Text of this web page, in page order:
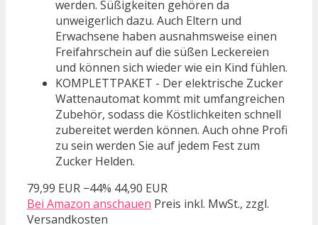
werden. Süßigkeiten gehören da
unweigerlich dazu. Auch Eltern und
Erwachsene haben ausnahmsweise einen
Freifahrschein auf die süßen Leckereien
und können sich wieder wie ein Kind fühlen.
KOMPLETTPAKET - Der elektrische Zucker
Wattenautomat kommt mit umfangreichen
Zubehör, sodass die Köstlichkeiten schnell
zubereitet werden können. Auch ohne Profi
zu sein werden Sie auf jedem Fest zum
Zucker Helden.
79,99 EUR −44% 44,90 EUR
Bei Amazon anschauen Preis inkl. MwSt., zzgl.
Versandkosten